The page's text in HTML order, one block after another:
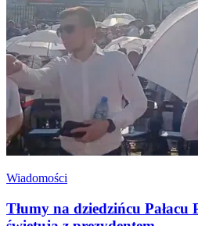
Wiadomości
Tłumy na dziedzińcu Pałacu